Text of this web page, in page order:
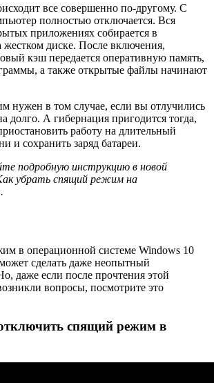
все совершенно по-другому. С
полностью отключается. Вся
приложениях собирается в
диске. После включения,
кэш передается оперативную память,
а также открытые файлы начинают
нужен в том случае, если вы отлучились
долго. А гибернация пригодится тогда,
работу на длительный
и сохранить заряд батареи.
подробную инструкцию в новой
убрать спящий режим на
в операционной системе Windows 10
сделать даже неопытный
даже если после прочтения этой
вопросы, посмотрите это
спящий режим в